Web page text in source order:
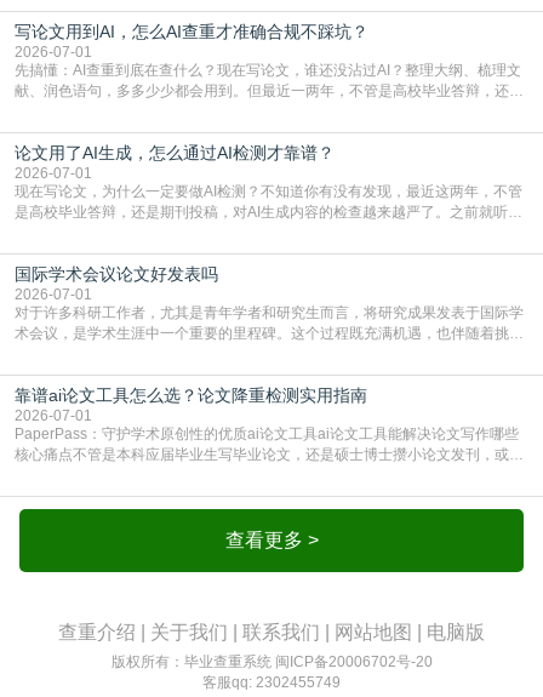
论文的初审通过率。实际上，SCI期刊对重复内容的审查是严谨投稿流程中不可
或缺的一环。本篇AEIC学术交流中心小编就为大家介绍“投稿SCI有查重吗”。
一、查重是标准流程答案是明确的：绝大多数S
写论文用到AI，怎么AI查重才准确合规不踩坑？
2026-07-01
先搞懂：AI查重到底在查什么？现在写论文，谁还没沾过AI？整理大纲、梳理文
献、润色语句，多多少少都会用到。但最近一两年，不管是高校毕业答辩，还是
须加做AI查重。很多人分不清，AI查重和普通查重到底有啥区别？这里说透：普
通查重查的是你的文字和已公开文献的重复比例，防的是抄袭；AI查重查的是你
的内容里，有多少是AI生成的，防的是过
论文用了AI生成，怎么通过AI检测才靠谱？
2026-07-01
现在写论文，为什么一定要做AI检测？不知道你有没有发现，最近这两年，不管
是高校毕业答辩，还是期刊投稿，对AI生成内容的检查越来越严了。之前就听身
要求修改，还差点被判定学术不规范，真的太冤了。现在国内多数高校和核心期
刊，都已经明确出台了相关规定：如果使用AI生成内容辅助写作，必须明确标
注，未标注的AI生成内容会被认定为不符合学
国际学术会议论文好发表吗
2026-07-01
对于许多科研工作者，尤其是青年学者和研究生而言，将研究成果发表于国际学
术会议，是学术生涯中一个重要的里程碑。这个过程既充满机遇，也伴随着挑
疑问：国际学术会议论文到底好不好发表？其价值和难度究竟如何衡量。本篇
AEIC学术交流中心小编就为大家介绍“国际学术会议论文好发表吗”。一、会议论
文发表的相对优势与期刊论文相比，国际会议论文的发
靠谱ai论文工具怎么选？论文降重检测实用指南
2026-07-01
PaperPass：守护学术原创性的优质ai论文工具ai论文工具能解决论文写作哪些
核心痛点不管是本科应届毕业生写毕业论文，还是硕士博士攒小论文发刊，或是
自己逐句读逐句改，熬好几个大夜不说，还经常改不到点上，交上去才发现重复
率超标，再返工太折腾。现在有了成熟的ai论文工具，这些痛点基本都能高效解
决。靠谱的ai论文工具，不止能帮你梳查看更多 >
查重介绍 关于我们 联系我们 网站地图 电脑版
版权所有：毕业查重系统 闽ICP备20006702号-20
客服qq: 2302455749